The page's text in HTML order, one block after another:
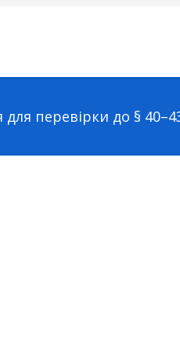
для перевірки до §